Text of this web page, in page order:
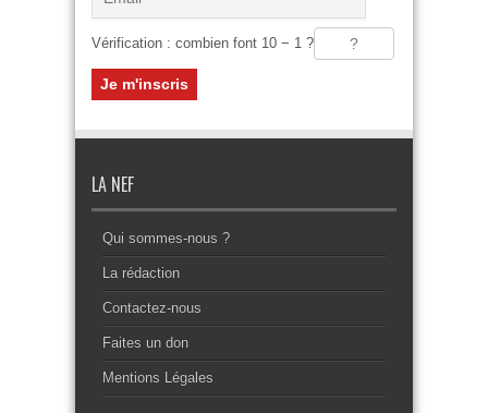
Vérification : combien font 10 − 1 ?
LA NEF
Qui sommes-nous ?
La rédaction
Contactez-nous
Faites un don
Mentions Légales